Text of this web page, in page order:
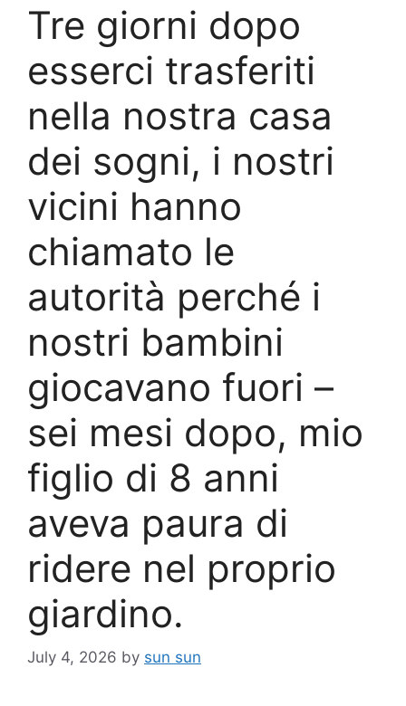
Tre giorni dopo
esserci trasferiti
nella nostra casa
dei sogni, i nostri
vicini hanno
chiamato le
autorità perché i
nostri bambini
giocavano fuori –
sei mesi dopo, mio
figlio di 8 anni
aveva paura di
ridere nel proprio
giardino.
July 4, 2026 by sun sun